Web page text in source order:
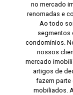
ou
localização
serviços da cidade. Agende
conhecer
praticidade,
localização
no mercado
renomadas e
Ao todo
segmentos
condomínios.
nossos
mercado
artigos de
fazem parte
mobiliados.